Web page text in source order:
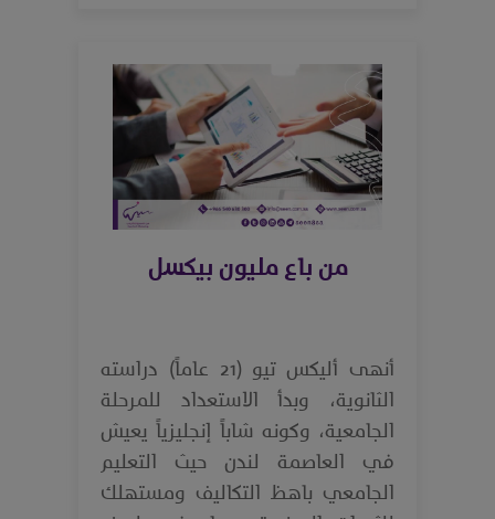
من باع مليون بيكسل
أنهى أليكس تيو (21 عاماً) دراسته
الثانوية، وبدأ الاستعداد للمرحلة
الجامعية، وكونه شاباً إنجليزياً يعيش
في العاصمة لندن حيث التعليم
الجامعي باهظ التكاليف ومستهلك